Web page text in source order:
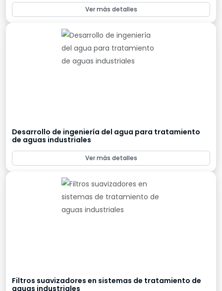
Ver más detalles
Desarrollo de ingeniería del agua para tratamiento
de aguas industriales
Ver más detalles
Filtros suavizadores en sistemas de tratamiento de
aguas industriales